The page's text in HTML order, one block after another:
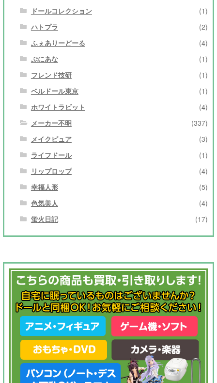
ドールコレクション
(1)
ハトプラ
(2)
ふぇありーどーる
(4)
ぷにあな
(1)
フレンド技研
(1)
ベルドール東京
(1)
ホワイトラビット
(4)
メーカー不明
(337)
メイクピュア
(3)
ライフドール
(1)
リップロップ
(4)
幸福人形
(5)
色気美人
(4)
蛍火日記
(17)